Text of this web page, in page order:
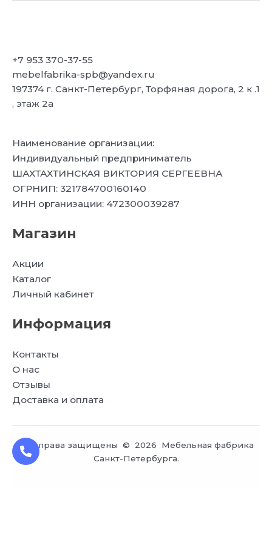
+7 953 370-37-55
mebelfabrika-spb@yandex.ru
197374 г. Санкт-Петербург, Торфяная дорога, 2 к .1
, этаж 2а
Наименование организации:
Индивидуальный предприниматель
ШАХТАХТИНСКАЯ ВИКТОРИЯ СЕРГЕЕВНА
ОГРНИП: 321784700160140
ИНН организации: 472300039287
Магазин
Акции
Каталог
Личный кабинет
Информация
Контакты
О нас
Отзывы
Доставка и оплата
Все права защищены © 2026 Мебельная фабрика
Санкт-Петербурга.